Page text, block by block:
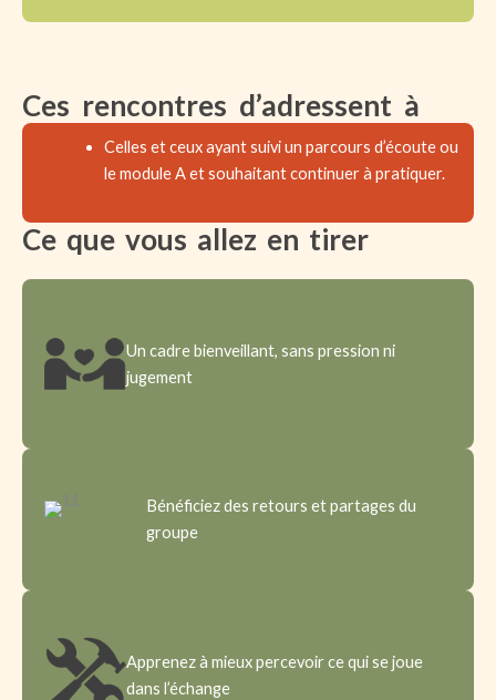
Ces rencontres d’adressent à
Celles et ceux ayant suivi un parcours d’écoute ou
le module A et souhaitant continuer à pratiquer.
Ce que vous allez en tirer
Un cadre bienveillant, sans pression ni
jugement
Bénéficiez des retours et partages du
groupe
Apprenez à mieux percevoir ce qui se joue
dans l’échange